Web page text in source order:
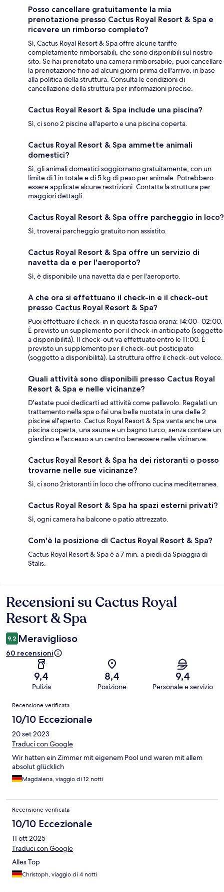
Posso cancellare gratuitamente la mia
prenotazione presso Cactus Royal Resort & Spa e
ricevere un rimborso completo?
Sì, Cactus Royal Resort & Spa offre alcune tariffe
completamente rimborsabili, che sono disponibili sul nostro
sito. Se hai prenotato una camera rimborsabile, puoi cancellare
la prenotazione fino ad alcuni giorni prima dell'arrivo, in base
alla politica della struttura. Consulta le condizioni di
cancellazione della struttura per informazioni precise.
Cactus Royal Resort & Spa include una piscina?
Sì, ci sono 2 piscine all'aperto e una piscina coperta.
Cactus Royal Resort & Spa ammette animali
domestici?
Sì, gli animali domestici soggiornano gratuitamente, con un
limite di 1 in totale e di 5 kg di peso per animale. Potrebbero
essere applicate alcune restrizioni. Contatta la struttura per
maggiori dettagli.
Cactus Royal Resort & Spa offre parcheggio in loco?
Sì, troverai parcheggio gratuito non assistito.
Cactus Royal Resort & Spa offre un servizio di
navetta da e per l'aeroporto?
Sì, è disponibile una navetta da e per l'aeroporto.
A che ora si effettuano il check-in e il check-out
presso Cactus Royal Resort & Spa?
Puoi effettuare il check-in in questa fascia oraria: 14:00- 02:00.
È previsto un supplemento per il check-in anticipato (soggetto
a disponibilità). Il check-out va effettuato entro le 11:00. È
previsto un supplemento per il check-out posticipato
(soggetto a disponibilità). La struttura offre il check-out veloce.
Quali attività sono disponibili presso Cactus Royal
Resort & Spa e nelle vicinanze?
D'estate puoi dedicarti ad attività come pallavolo. Regalati un
trattamento nella spa o fai una bella nuotata in una delle 2
piscine all'aperto. Cactus Royal Resort & Spa vanta anche una
piscina coperta, una sauna e un bagno turco, senza contare un
giardino e l'accesso a un centro benessere nelle vicinanze.
Cactus Royal Resort & Spa ha dei ristoranti o posso
trovarne nelle sue vicinanze?
Sì, ci sono 2ristoranti in loco che offrono cucina mediterranea.
Cactus Royal Resort & Spa ha spazi esterni privati?
Sì, ogni camera ha balcone o patio attrezzato.
Com'è la posizione di Cactus Royal Resort & Spa?
Cactus Royal Resort & Spa è a 7 min. a piedi da Spiaggia di
Stalis.
Recensioni
Recensioni su Cactus Royal
Resort & Spa
9,2 Meraviglioso
60 recensioni
9,4
Pulizia
8,4
Posizione
9,4
Personale e servizio
Recensioni
Recensione verificata
10/10 Eccezionale
20 set 2023
Traduci con Google
Wir hatten ein Zimmer mit eigenem Pool und waren mit allem
absolut glücklich
Magdalena, viaggio di 12 notti
Recensione verificata
10/10 Eccezionale
11 ott 2025
Traduci con Google
Alles Top
Christoph, viaggio di 4 notti